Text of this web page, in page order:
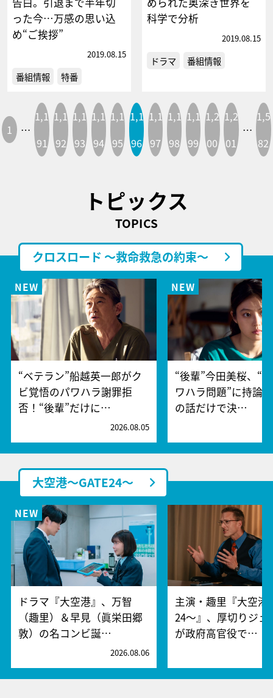
った今…万感の思い込
め“ご挨拶”
2019.08.15
番組情報 特番
科学で分析
2019.08.15
ドラマ 番組情報
1 …
1,1
91
1,1
92
1,1
93
1,1
94
1,1
95
1,1
96
1,1
97
1,1
98
1,1
99
1,2
00
1,2
01
…
1,5
82
トピックス
TOPICS
クロスロード ～救命救急の約束～
“ベテラン”船越英一郎がク
ビ覚悟のパワハラ謝罪拒
否！“後輩”だけに…
2026.08.05
“後輩”今田美桜、“
ワハラ問題”に持論
の話だけで決…
大空港～GATE24～
ドラマ『大空港』、万智
（趣里）＆早見（眞栄田郷
敦）の名コンビ誕…
2026.08.06
主演・趣里『大空港
24～』、厚切りジェ
が政府高官役で…